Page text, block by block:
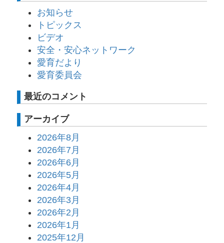
お知らせ
トピックス
ビデオ
安全・安心ネットワーク
愛育だより
愛育委員会
最近のコメント
アーカイブ
2026年8月
2026年7月
2026年6月
2026年5月
2026年4月
2026年3月
2026年2月
2026年1月
2025年12月